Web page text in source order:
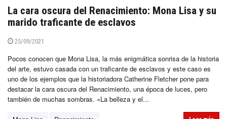
La cara oscura del Renacimiento: Mona Lisa y su
marido traficante de esclavos
25/09/2021
Pocos conocen que Mona Lisa, la más enigmática sonrisa de la historia
del arte, estuvo casada con un traficante de esclavos y este caso es
uno de los ejemplos que la historiadora Catherine Fletcher pone para
destacar la cara oscura del Renacimiento, una época de luces, pero
también de muchas sombras. «La belleza y el...